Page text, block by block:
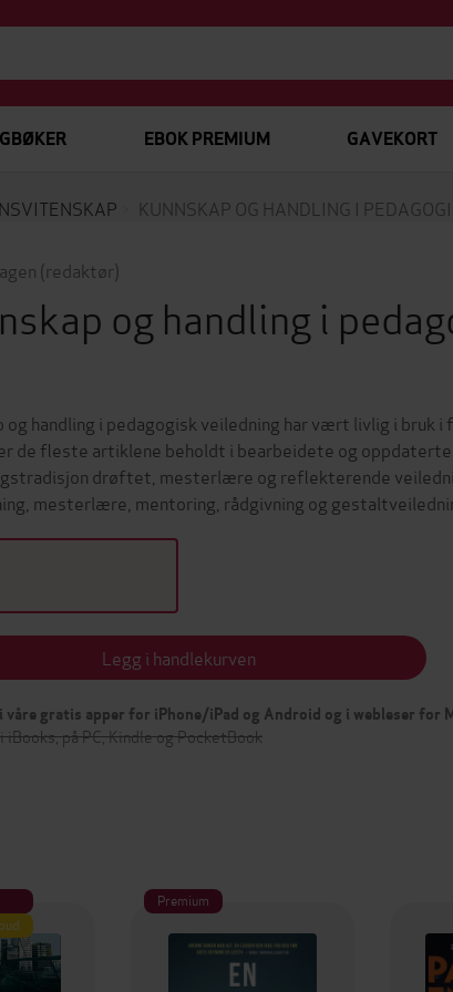
EBOK PREMIUM GAVEKORT
KUNNSKAP OG HANDLING I
(redaktør)
og handling i
og handling i pedagogisk veiledning har vært livlig i bruk
de fleste artiklene beholdt i bearbeidete og
drøftet, mesterlære og reflekterende
mesterlære, mentoring, rådgivning og
Legg i handlekurven
våre gratis apper for iPhone/iPad og Android og i webleser for
iBooks, på PC, Kindle og PocketBook
Premium